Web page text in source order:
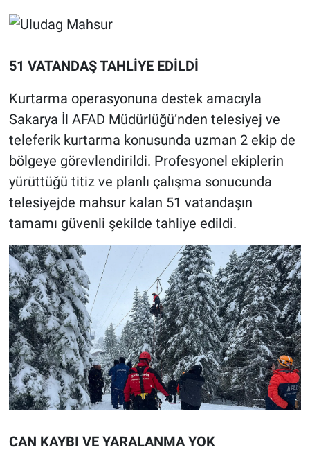
51 VATANDAŞ TAHLİYE EDİLDİ
Kurtarma operasyonuna destek amacıyla
Sakarya İl AFAD Müdürlüğü’nden telesiyej ve
teleferik kurtarma konusunda uzman 2 ekip de
bölgeye görevlendirildi. Profesyonel ekiplerin
yürüttüğü titiz ve planlı çalışma sonucunda
telesiyejde mahsur kalan 51 vatandaşın
tamamı güvenli şekilde tahliye edildi.
CAN KAYBI VE YARALANMA YOK